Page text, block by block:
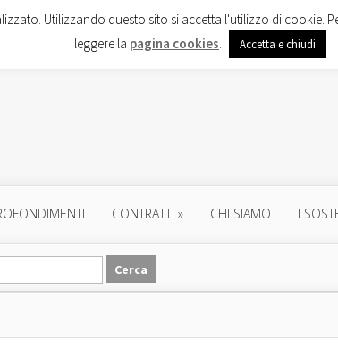
CONTRATTI » CHI SIAMO I
Utilizzando questo sito si accetta l'utilizzo di
leggere la pagina cookies. Accetta e chiudi